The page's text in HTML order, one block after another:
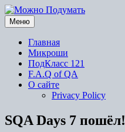
Перейти
к
содержимому
Меню
Главная
Микроши
ПодКласс 121
F.A.Q of QA
О сайте
Privacy Policy
SQA Days 7 пошёл!